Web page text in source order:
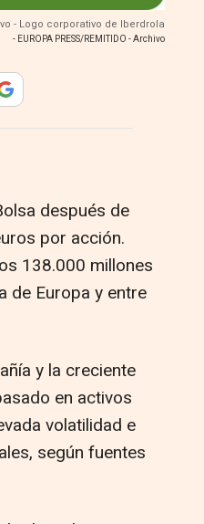
- Logo corporativo de Iberdrola
- EUROPA PRESS/REMITIDO - Archivo
compartir
después de
por acción.
138.000 millones
de Europa y entre
y la creciente
en activos
volatilidad e
según fuentes